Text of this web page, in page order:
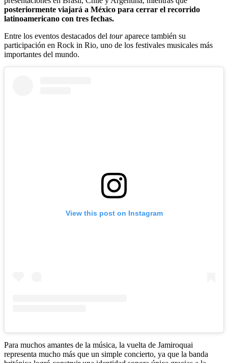
posteriormente viajará a México para cerrar el recorrido
latinoamericano con tres fechas.
Entre los eventos destacados del touraparece también su
participación en Rock in Rio, uno de los festivales musicales más
importantes del mundo.
View this post on Instagram
Para muchos amantes de la música, la vuelta de Jamiroquai
representa mucho más que un simple concierto, ya que la banda